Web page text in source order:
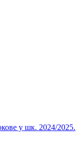
у шк. 2024/2025.